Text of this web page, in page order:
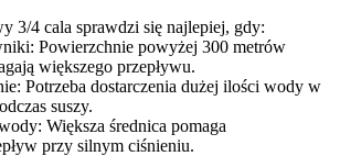
3/4 cala sprawdzi się najlepiej, gdy:
Powierzchnie powyżej 300 metrów
większego przepływu.
Potrzeba dostarczenia dużej ilości wody w
suszy.
Większa średnica pomaga
przy silnym ciśnieniu.